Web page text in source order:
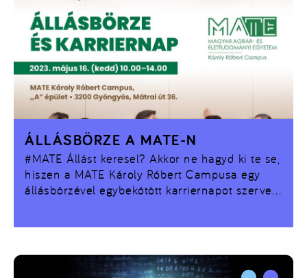
#MATE Állást keresel? Akkor ne hagyd ki te se,
hiszen a MATE Károly Róbert Campusa egy
állásbörzével egybekötött karriernapot szervez
ÁLLÁSBÖRZE A MATE-N